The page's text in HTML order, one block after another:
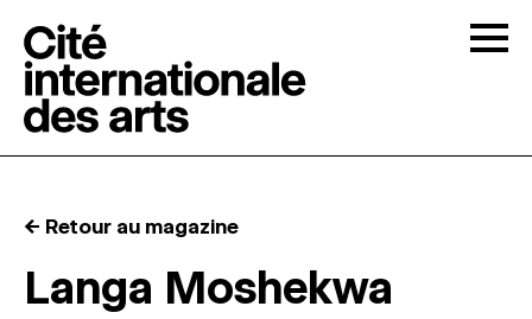
← Retour au magazine
Langa Moshekwa